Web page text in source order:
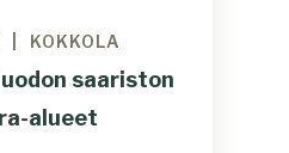
KOKKOLA
saariston
alueet